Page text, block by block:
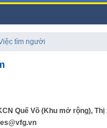
tìm người
Quế Võ (Khu mở rộng),